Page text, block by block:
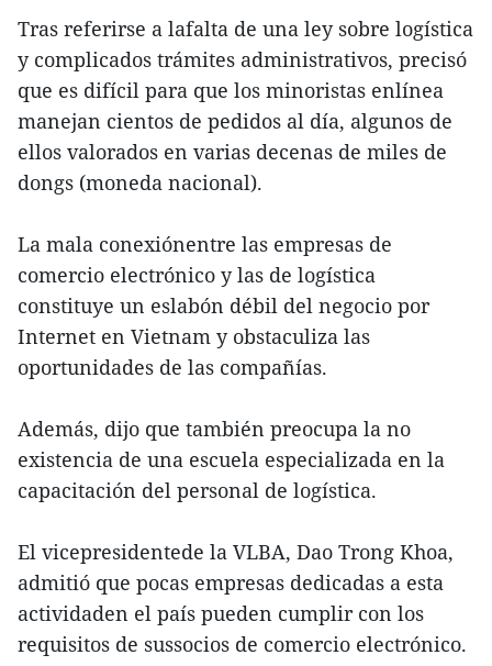
Tras referirse a lafalta de una ley sobre logística
y complicados trámites administrativos, precisó
que es difícil para que los minoristas enlínea
manejan cientos de pedidos al día, algunos de
ellos valorados en varias decenas de miles de
dongs (moneda nacional).
La mala conexiónentre las empresas de
comercio electrónico y las de logística
constituye un eslabón débil del negocio por
Internet en Vietnam y obstaculiza las
oportunidades de las compañías.
Además, dijo que también preocupa la no
existencia de una escuela especializada en la
capacitación del personal de logística.
El vicepresidentede la VLBA, Dao Trong Khoa,
admitió que pocas empresas dedicadas a esta
actividaden el país pueden cumplir con los
requisitos de sussocios de comercio electrónico.